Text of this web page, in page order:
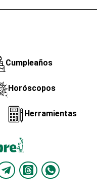
Cumpleaños
Horóscopos
Herramientas